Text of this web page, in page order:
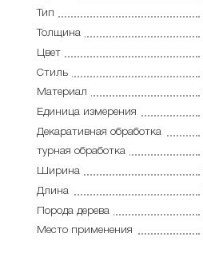
Тип
Толщина
Цвет
Стиль
Материал
Единица измерения
Декаративная обработка
турная обработка
Ширина
Длина
Порода дерева
Место применения